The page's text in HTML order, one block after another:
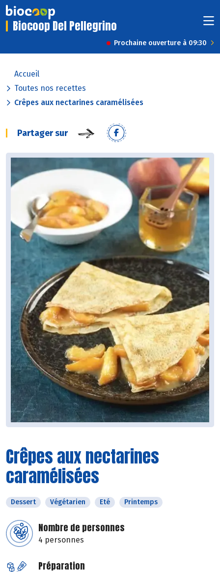
Biocoop Del Pellegrino
Prochaine ouverture à 09:30
Accueil
Toutes nos recettes
Crêpes aux nectarines caramélisées
Partager sur
Crêpes aux nectarines
caramélisées
Dessert Végétarien Eté Printemps
Nombre de personnes
4 personnes
Préparation